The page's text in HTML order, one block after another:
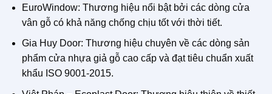
EuroWindow: Thương hiệu nổi bật bởi các dòng cửa
vân gỗ có khả năng chống chịu tốt với thời tiết.
Gia Huy Door: Thương hiệu chuyên về các dòng sản
phẩm cửa nhựa giả gỗ cao cấp và đạt tiêu chuẩn xuất
khẩu ISO 9001-2015.